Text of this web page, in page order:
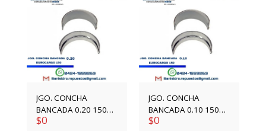
JGO. CONCHA
BANCADA 0.20 150
E21 1930814
$0
JGO. CONCHA
BANCADA 0.10 150
E21 1930813
$0